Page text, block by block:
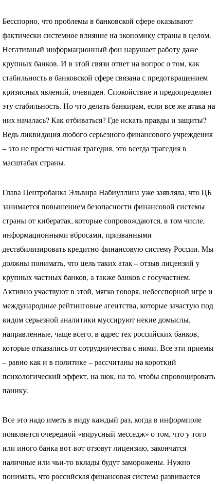
Бесспорно, что проблемы в банковской сфере оказывают
фактически системное влияние на экономику страны в целом.
Негативный информационный фон нарушает работу даже
крупных банков. И в этой связи ответ на вопрос о том, как
стабильность в банковской сфере связана с предотвращением
кризисных явлений, очевиден. Спокойствие и предопределяет
эту стабильность. Но что делать банкирам, если все же атака на
них началась? Как отбиваться? Где искать правды и защиты?
Ведь ликвидация любого серьезного финансового учреждения
– это не просто частная трагедия, это всегда трагедия в
масштабах страны.
Глава Центробанка Эльвира Набиуллина уже заявляла, что ЦБ
занимается повышением безопасности финансовой системы
страны от кибератак, которые сопровождаются, в том числе,
информационными вбросами, призванными
дестабилизировать кредитно-финансовую систему России. Мы
должны понимать, что цель таких атак – отзыв лицензий у
крупных частных банков, а также банков с госучастием.
Активно участвуют в этой, мягко говоря, небесспорной игре и
международные рейтинговые агентства, которые зачастую под
видом серьезной аналитики муссируют некие домыслы,
направленные, чаще всего, в адрес тех российских банков,
которые отказались от сотрудничества с ними. Все эти приемы
– равно как и в политике – рассчитаны на короткий
психологический эффект, на шок, на то, чтобы спровоцировать
панику.
Все это надо иметь в виду каждый раз, когда в информполе
появляется очередной «вирусный месседж» о том, что у того
или иного банка вот-вот отзовут лицензию, закончатся
наличные или чьи-то вклады будут заморожены. Нужно
понимать, что российская финансовая система развивается